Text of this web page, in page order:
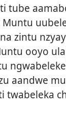
tube
zintu
ooyo
aandwe